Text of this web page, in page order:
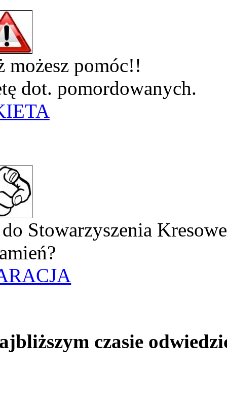
możesz pomóc!!
dot. pomordowanych.
Stowarzyszenia
czasie